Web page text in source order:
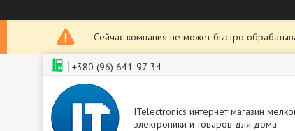
Сейчас компания не может быстро
+380 (96) 641-97-34
ITelectronics интернет магазин
электроники и товаров для дома